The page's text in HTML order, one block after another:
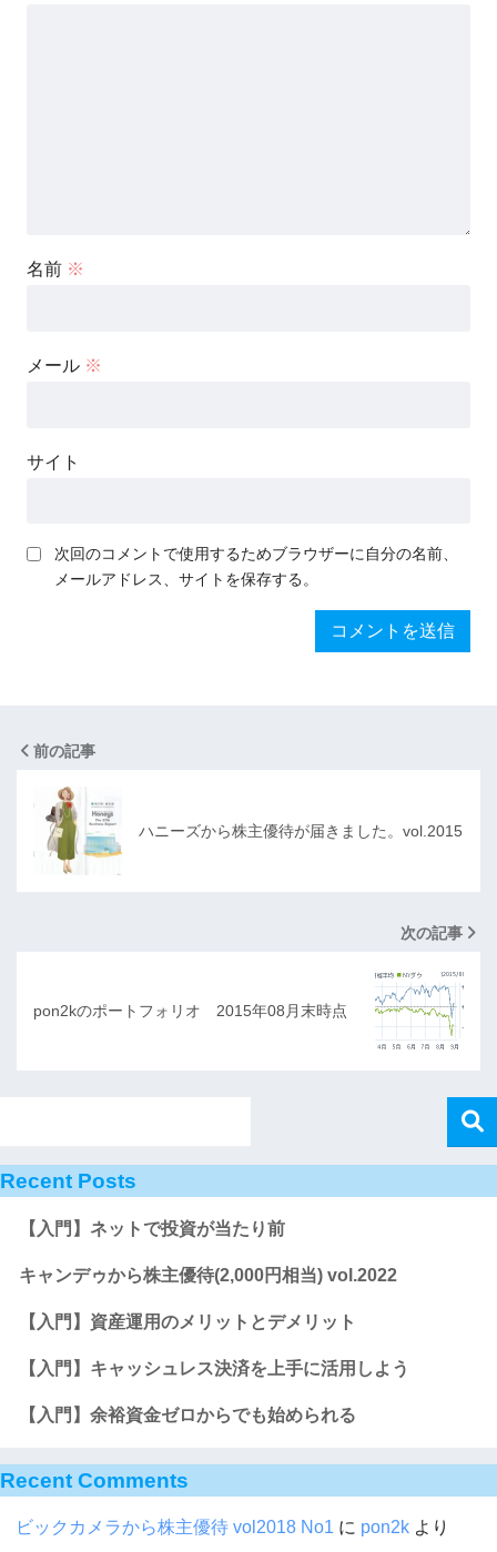
名前 ※
メール ※
サイト
次回のコメントで使用するためブラウザーに自分の名前、
メールアドレス、サイトを保存する。
前の記事
ハニーズから株主優待が届きました。vol.2015
次の記事
pon2kのポートフォリオ 2015年08月末時点
Recent Posts
【入門】ネットで投資が当たり前
キャンデゥから株主優待(2,000円相当) vol.2022
【入門】資産運用のメリットとデメリット
【入門】キャッシュレス決済を上手に活用しよう
【入門】余裕資金ゼロからでも始められる
Recent Comments
ビックカメラから株主優待 vol2018 No1 に pon2k より